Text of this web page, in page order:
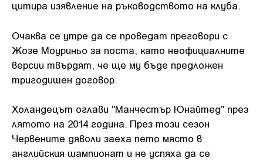
цитира изявление на ръководството на клуба.
Очаква се утре да се проведат преговори с
Жозе Моуриньо за поста, като неофициалните
версии твърдят, че ще му бъде предложен
тригодишен договор.
Холандецът оглави "Манчестър Юнайтед" през
лятото на 2014 година. През този сезон
Червените дяволи заеха пето място в
английския шампионат и не успяха да се